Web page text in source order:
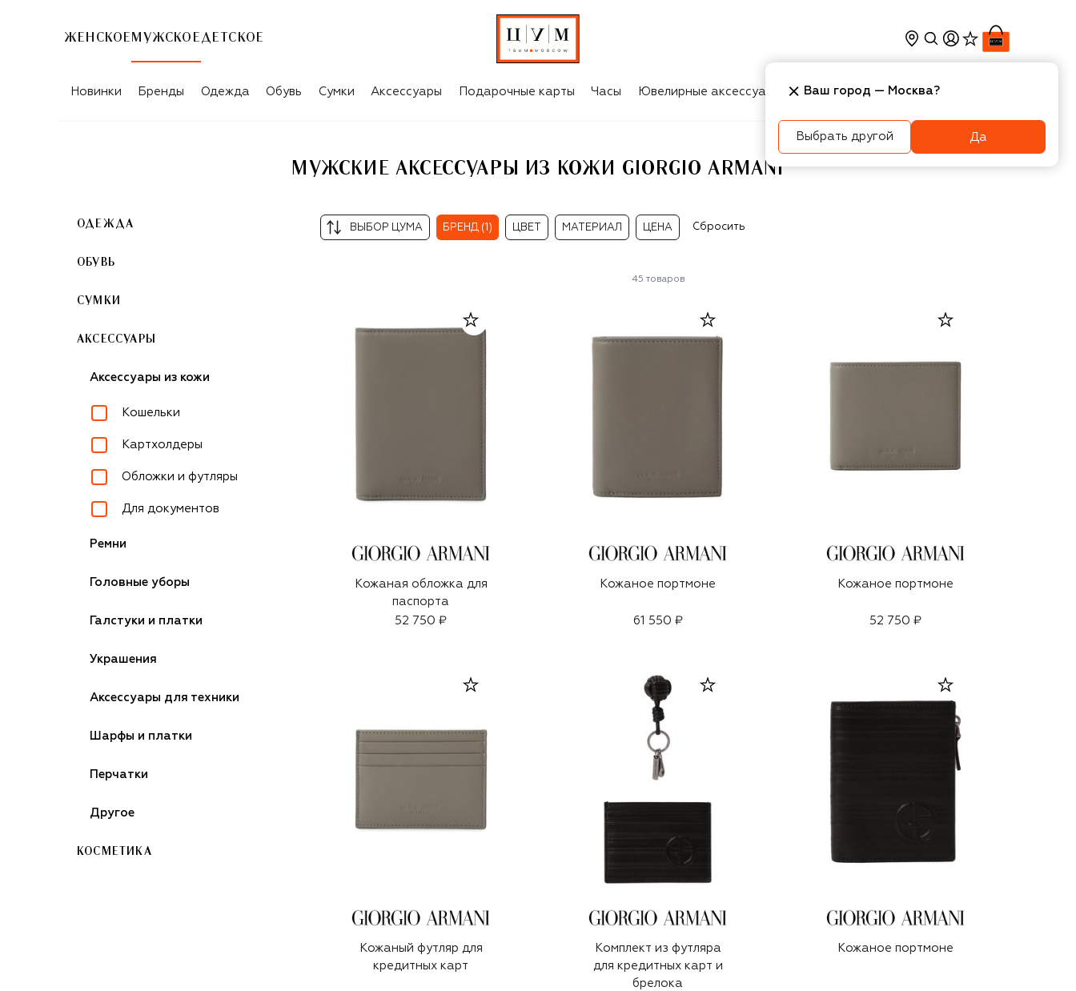
ЖЕНСКОЕ МУЖСКОЕ ДЕТСКОЕ
МУЖСКИЕ АКСЕССУАРЫ ИЗ КОЖИ GIORGIO ARMANI
Новинки Бренды Одежда Обувь Сумки Аксессуары Подарочные карты Часы Ювелирные аксессуары Косметика Интерьер
МУЖСКИЕ АКСЕССУАРЫ ИЗ КОЖИ GIORGIO ARMANI
ОДЕЖДА
ОБУВЬ
СУМКИ
АКСЕССУАРЫ
Аксессуары из кожи
Кошельки
Картхолдеры
Обложки и футляры
Для документов
Ремни
Головные уборы
Галстуки и платки
Украшения
Аксессуары для техники
Шарфы и платки
Перчатки
Другое
КОСМЕТИКА
ВЫБОР ЦУМА БРЕНД (1) ЦВЕТ МАТЕРИАЛ ЦЕНА Сбросить
45 товаров
Кожаная обложка для
паспорта
52 750 ₽
Кожаное портмоне
61 550 ₽
Кожаное портмоне
52 750 ₽
Кожаный футляр для
кредитных карт
Комплект из футляра
для кредитных карт и
брелока
Кожаное портмоне
Ваш город — Москва?
Выбрать другой Да